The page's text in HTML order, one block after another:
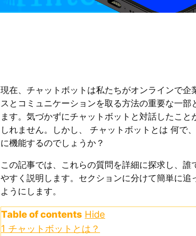
現在、チャットボットは私たちがオンラインで企
スとコミュニケーションを取る方法の重要な一部
ます。気づかずにチャットボットと対話したこと
しれません。しかし、 チャットボットとは 何で
に機能するのでしょうか？
この記事では、これらの質問を詳細に探求し、誰
やすく説明します。セクションに分けて簡単に追
ようにします。
Table of contents Hide
1 チャットボットとは？